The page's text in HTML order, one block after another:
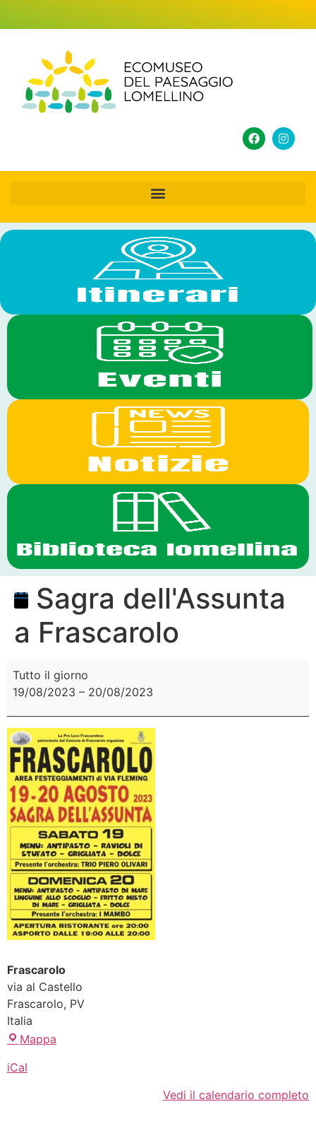
Sagra dell'Assunta
a Frascarolo
Tutto il giorno
19/08/2023 – 20/08/2023
Frascarolo
via al Castello
Frascarolo, PV
Italia
Mappa
iCal
Vedi il calendario completo